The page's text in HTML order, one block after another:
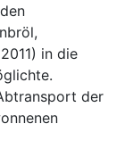
in die
der